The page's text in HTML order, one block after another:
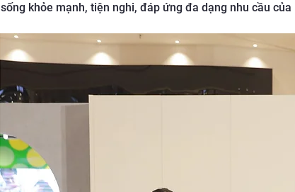
sống khỏe mạnh, tiện nghi, đáp ứng đa dạng nhu cầu